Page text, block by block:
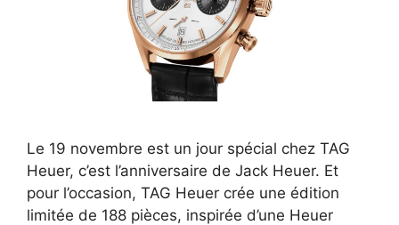
Le 19 novembre est un jour spécial chez TAG
Heuer, c’est l’anniversaire de Jack Heuer. Et
pour l’occasion, TAG Heuer crée une édition
limitée de 188 pièces, inspirée d’une Heuer